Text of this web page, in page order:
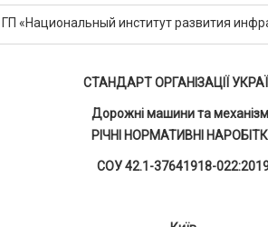
ГП «Национальный институт развития
СТАНДАРТ ОРГАНІЗАЦІЇ
Дорожні машини та
РІЧНІ НОРМАТИВНІ
СОУ 42.1-37641918-